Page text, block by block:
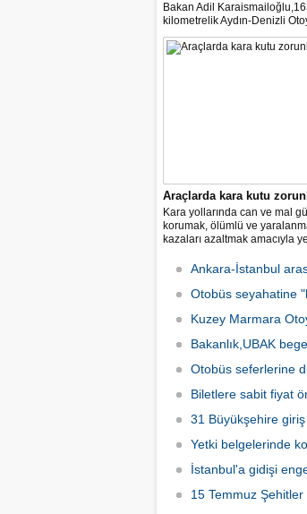
Bakan Adil
kilometrelik Aydın-Denizli
ayağının ihalesine 11
çıkılacağını belirterek, "İzmir
Araçlarda kara kutu
Kara yollarında can ve mal
korumak, ölümlü ve
kazaları azaltmak amacıyla
güvenlik sistemlerine ilişkin
Ankara-İstanbul
Otobüs seyahatine
Kuzey Marmara
Bakanlık,UBAK
Otobüs seferlerine
Biletlere sabit fiyat
31 Büyükşehire giriş
Yetki belgelerinde
İstanbul'a gidişi
15 Temmuz Şehitler